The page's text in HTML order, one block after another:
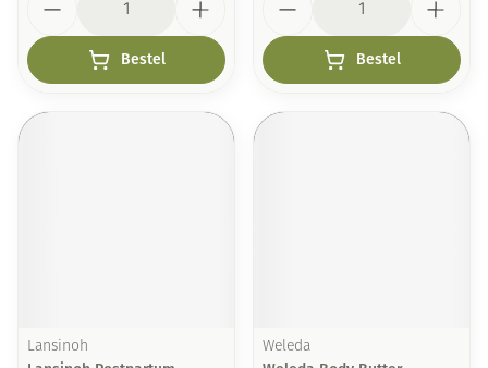
Bestel Bestel
Lansinoh Weleda